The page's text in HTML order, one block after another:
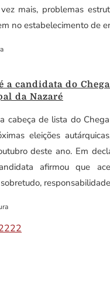
mais, problemas
no estabelecimento de
a candidata do
da Nazaré
cabeça de lista do
eleições
deste ano. Em
afirmou que